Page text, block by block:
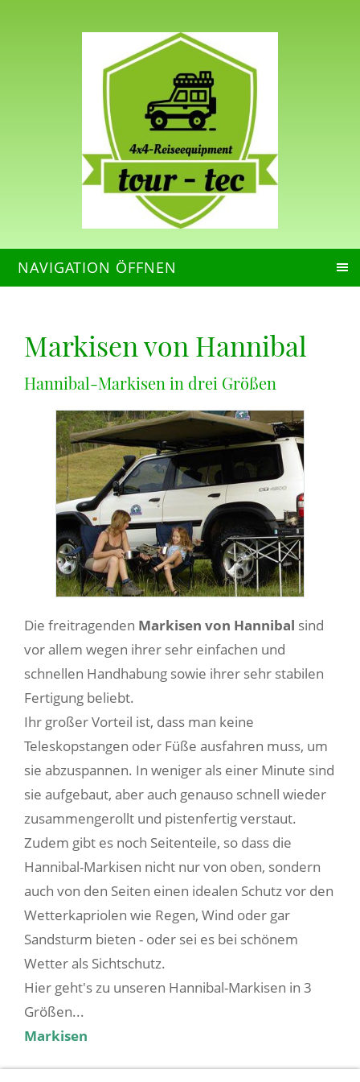
NAVIGATION ÖFFNEN
Markisen von Hannibal
Hannibal-Markisen in drei Größen
Die freitragenden Markisen von Hannibal sind
vor allem wegen ihrer sehr einfachen und
schnellen Handhabung sowie ihrer sehr stabilen
Fertigung beliebt.
Ihr großer Vorteil ist, dass man keine
Teleskopstangen oder Füße ausfahren muss, um
sie abzuspannen. In weniger als einer Minute sind
sie aufgebaut, aber auch genauso schnell wieder
zusammengerollt und pistenfertig verstaut.
Zudem gibt es noch Seitenteile, so dass die
Hannibal-Markisen nicht nur von oben, sondern
auch von den Seiten einen idealen Schutz vor den
Wetterkapriolen wie Regen, Wind oder gar
Sandsturm bieten - oder sei es bei schönem
Wetter als Sichtschutz.
Hier geht's zu unseren Hannibal-Markisen in 3
Größen...
Markisen